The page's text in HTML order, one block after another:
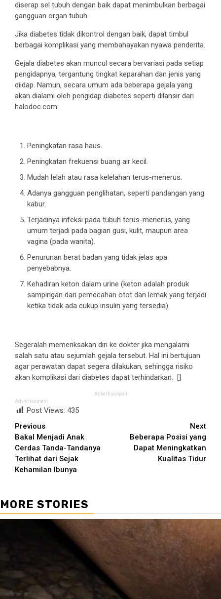
diserap sel tubuh dengan baik dapat menimbulkan berbagai
gangguan organ tubuh.
Jika diabetes tidak dikontrol dengan baik, dapat timbul
berbagai komplikasi yang membahayakan nyawa penderita.
Gejala diabetes akan muncul secara bervariasi pada setiap
pengidapnya, tergantung tingkat keparahan dan jenis yang
diidap. Namun, secara umum ada beberapa gejala yang
akan dialami oleh pengidap diabetes seperti dilansir dari
halodoc.com:
Peningkatan rasa haus.
Peningkatan frekuensi buang air kecil.
Mudah lelah atau rasa kelelahan terus-menerus.
Adanya gangguan penglihatan, seperti pandangan yang
kabur.
Terjadinya infeksi pada tubuh terus-menerus, yang
umum terjadi pada bagian gusi, kulit, maupun area
vagina (pada wanita).
Penurunan berat badan yang tidak jelas apa
penyebabnya.
Kehadiran keton dalam urine (keton adalah produk
sampingan dari pemecahan otot dan lemak yang terjadi
ketika tidak ada cukup insulin yang tersedia).
Segeralah memeriksakan diri ke dokter jika mengalami
salah satu atau sejumlah gejala tersebut. Hal ini bertujuan
agar perawatan dapat segera dilakukan, sehingga risiko
akan komplikasi dari diabetes dapat terhindarkan. []
Advertisement
Advertisement
Post Views: 435
Continue
Reading
Previous
Bakal Menjadi Anak
Cerdas Tanda-Tandanya
Terlihat dari Sejak
Kehamilan Ibunya
Next
Beberapa Posisi yang
Dapat Meningkatkan
Kualitas Tidur
MORE STORIES